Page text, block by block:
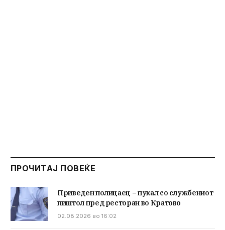
ПРОЧИТАЈ ПОВЕЌЕ
Приведен полицаец – пукал со службениот
пиштол пред ресторан во Кратово
02.08.2026 во 16:02